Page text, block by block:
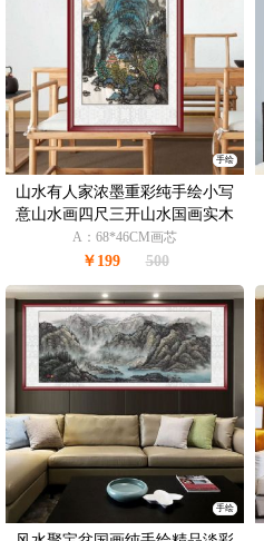
手绘
山水有人家浓墨重彩纯手绘小写
意山水画四尺三开山水国画实木
外框
A：68*46CM画芯
￥199 500
手绘